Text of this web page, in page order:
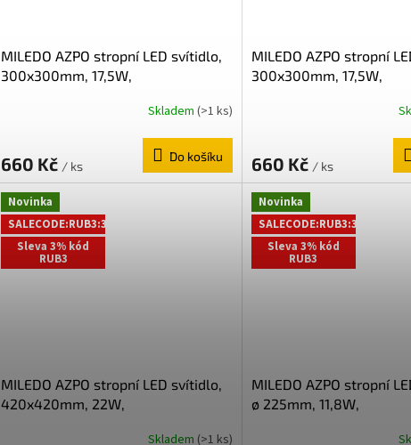
MILEDO AZPO stropní LED svítidlo,
300x300mm, 17,5W,
Skladem (>1 ks)
660 Kč / ks
Do košíku
MILEDO AZPO stropní
300x300mm, 17,5W,
660 Kč / ks
Novinka
SALECODE:RUB3:3:%
Sleva 3% kód
RUB3
MILEDO AZPO stropní LED svítidlo,
420x420mm, 22W,
Skladem (>1 ks)
Novinka
SALECODE:RUB3:3:%
Sleva 3% kód
RUB3
MILEDO AZPO stropní
ø 225mm, 11,8W,